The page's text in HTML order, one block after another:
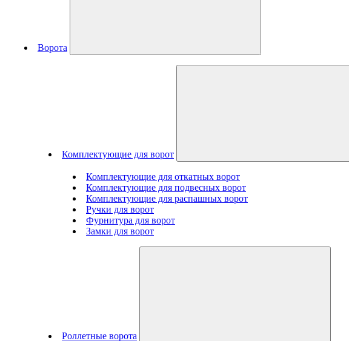
Ворота
Комплектующие для ворот
Комплектующие для откатных ворот
Комплектующие для подвесных ворот
Комплектующие для распашных ворот
Ручки для ворот
Фурнитура для ворот
Замки для ворот
Роллетные ворота